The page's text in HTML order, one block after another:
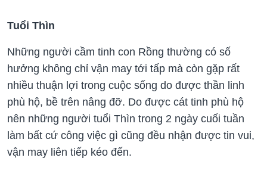
Tuổi Thìn
Những người cầm tinh con Rồng thường có số
hưởng không chỉ vận may tới tấp mà còn gặp rất
nhiều thuận lợi trong cuộc sống do được thần linh
phù hộ, bề trên nâng đỡ. Do được cát tinh phù hộ
nên những người tuổi Thìn trong 2 ngày cuối tuần
làm bất cứ công việc gì cũng đều nhận được tin vui,
vận may liên tiếp kéo đến.